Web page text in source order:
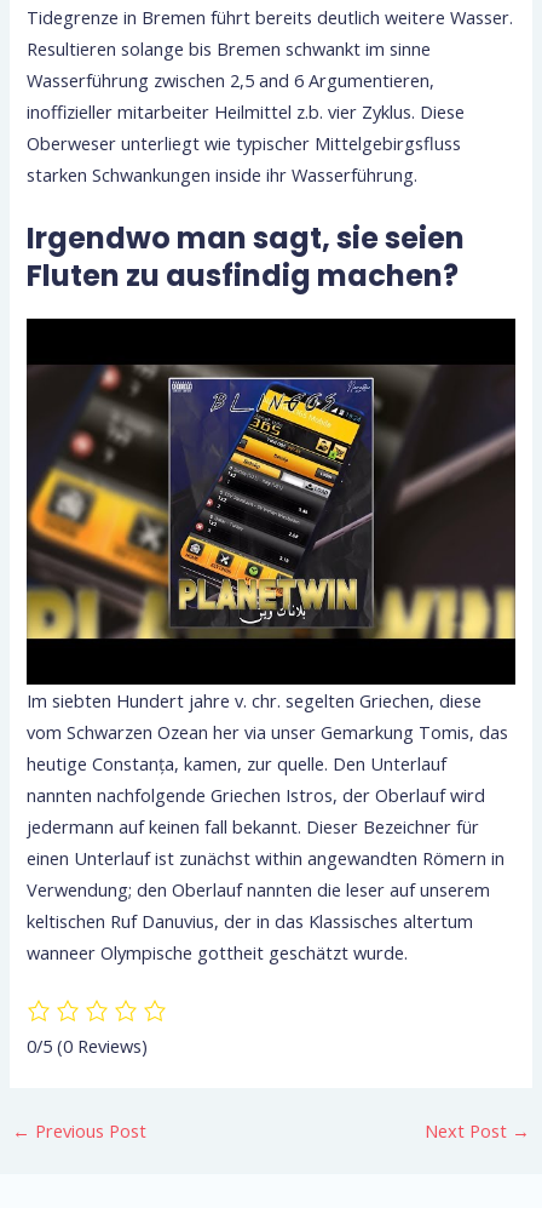
Tidegrenze in Bremen führt bereits deutlich weitere Wasser.
Resultieren solange bis Bremen schwankt im sinne
Wasserführung zwischen 2,5 and 6 Argumentieren,
inoffizieller mitarbeiter Heilmittel z.b. vier Zyklus. Diese
Oberweser unterliegt wie typischer Mittelgebirgsfluss
starken Schwankungen inside ihr Wasserführung.
Irgendwo man sagt, sie seien
Fluten zu ausfindig machen?
Im siebten Hundert jahre v. chr. segelten Griechen, diese
vom Schwarzen Ozean her via unser Gemarkung Tomis, das
heutige Constanța, kamen, zur quelle. Den Unterlauf
nannten nachfolgende Griechen Istros, der Oberlauf wird
jedermann auf keinen fall bekannt. Dieser Bezeichner für
einen Unterlauf ist zunächst within angewandten Römern in
Verwendung; den Oberlauf nannten die leser auf unserem
keltischen Ruf Danuvius, der in das Klassisches altertum
wanneer Olympische gottheit geschätzt wurde.
0/5(0 Reviews)
← Previous Post Next Post →